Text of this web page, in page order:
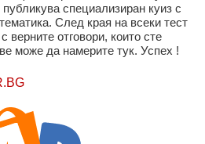
специализиран куиз с
След края на всеки тест
верните отговори, които сте
може да намерите тук. Успех !